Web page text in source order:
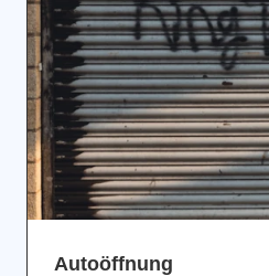
Аutoöffnung